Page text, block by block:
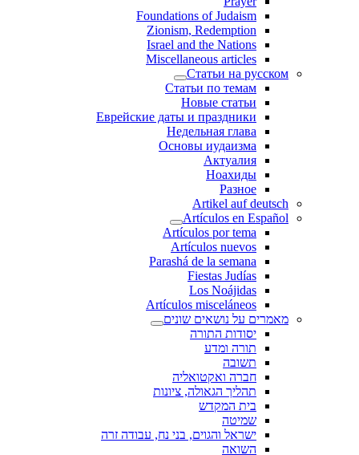
Foundations of Judaism
Zionism, Redemption
Israel and the Nations
Miscellaneous articles
Статьи на русском
Статьи по темам
Новые статьи
Еврейские даты и праздники
Недельная глава
Основы иудаизма
Актуалия
Ноахиды
Разное
Artikel auf deutsch
Artículos en Español
Artículos por tema
Artículos nuevos
Parashá de la semana
Fiestas Judías
Los Noájidas
Artículos misceláneos
מאמרים על נושאים שונים
יסודות התורה
תורה ומדע
תשובה
חברה ואקטואליה
תהליך הגאולה, ציונות
בית המקדש
שמיטה
ישראל והגוים, בני נח, עבודה זרה
השואה